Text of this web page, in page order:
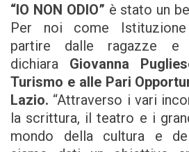
“IO NON ODIO” è stato un
Per noi come
partire dalle ragazze e
dichiara Giovanna
Turismo e alle Pari
Lazio. “Attraverso i vari
la scrittura, il teatro e i
mondo della cultura e